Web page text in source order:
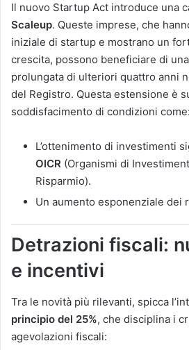
Il nuovo Startup Act introduce una
Scaleup. Queste imprese, che
iniziale di startup e mostrano un
crescita, possono beneficiare di
prolungata di ulteriori quattro anni
del Registro. Questa estensione è
soddisfacimento di condizioni come:
L’ottenimento di investimenti
OICR (Organismi di
Risparmio).
Un aumento esponenziale dei
Detrazioni fiscali:
e incentivi
Tra le novità più rilevanti, spicca
principio del 25%, che disciplina i
agevolazioni fiscali: